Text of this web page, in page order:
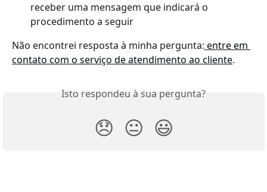
receber uma mensagem que indicará o
procedimento a seguir
Não encontrei resposta à minha pergunta: entre em
contato com o serviço de atendimento ao cliente.
Isto respondeu à sua pergunta?
😞 😐 😃